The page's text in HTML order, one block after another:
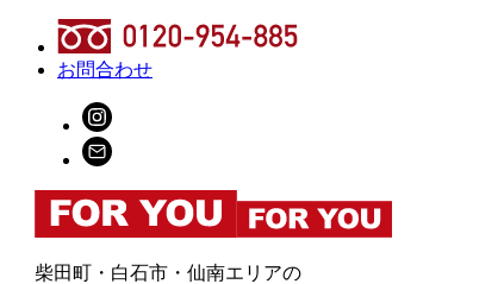
お問合わせ
柴田町・白石市・仙南エリアの